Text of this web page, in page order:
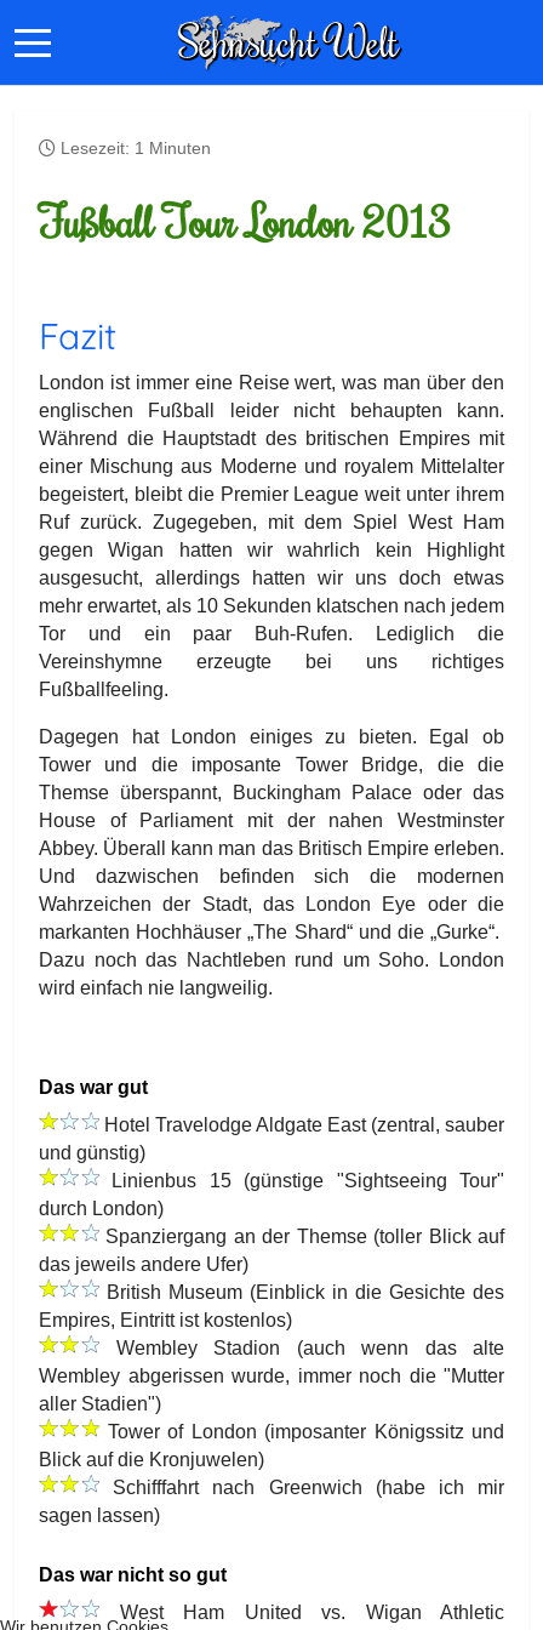
Lesezeit: 1 Minuten
Fußball Tour London 2013
Fazit
London ist immer eine Reise wert, was man über den
englischen Fußball leider nicht behaupten kann.
Während die Hauptstadt des britischen Empires mit
einer Mischung aus Moderne und royalem Mittelalter
begeistert, bleibt die Premier League weit unter ihrem
Ruf zurück. Zugegeben, mit dem Spiel West Ham
gegen Wigan hatten wir wahrlich kein Highlight
ausgesucht, allerdings hatten wir uns doch etwas
mehr erwartet, als 10 Sekunden klatschen nach jedem
Tor und ein paar Buh-Rufen. Lediglich die
Vereinshymne erzeugte bei uns richtiges
Fußballfeeling.
Dagegen hat London einiges zu bieten. Egal ob
Tower und die imposante Tower Bridge, die die
Themse überspannt, Buckingham Palace oder das
House of Parliament mit der nahen Westminster
Abbey. Überall kann man das Britisch Empire erleben.
Und dazwischen befinden sich die modernen
Wahrzeichen der Stadt, das London Eye oder die
markanten Hochhäuser „The Shard“ und die „Gurke“.
Dazu noch das Nachtleben rund um Soho. London
wird einfach nie langweilig.
Das war gut
Hotel Travelodge Aldgate East (zentral, sauber
und günstig)
Linienbus 15 (günstige "Sightseeing Tour"
durch London)
Spanziergang an der Themse (toller Blick auf
das jeweils andere Ufer)
British Museum (Einblick in die Gesichte des
Empires, Eintritt ist kostenlos)
Wembley Stadion (auch wenn das alte
Wembley abgerissen wurde, immer noch die "Mutter
aller Stadien")
Tower of London (imposanter Königssitz und
Blick auf die Kronjuwelen)
Schifffahrt nach Greenwich (habe ich mir
sagen lassen)
Das war nicht so gut
West Ham United vs. Wigan Athletic